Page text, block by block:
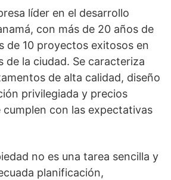
líder en el desarrollo
con más de 20 años de
de 10 proyectos exitosos en
de la ciudad. Se caracteriza
de alta calidad, diseño
privilegiada y precios
con las expectativas
no es una tarea sencilla y
planificación,